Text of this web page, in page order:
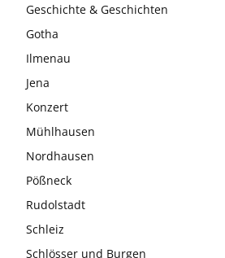
Geschichte & Geschichten
Gotha
Ilmenau
Jena
Konzert
Mühlhausen
Nordhausen
Pößneck
Rudolstadt
Schleiz
Schlösser und Burgen